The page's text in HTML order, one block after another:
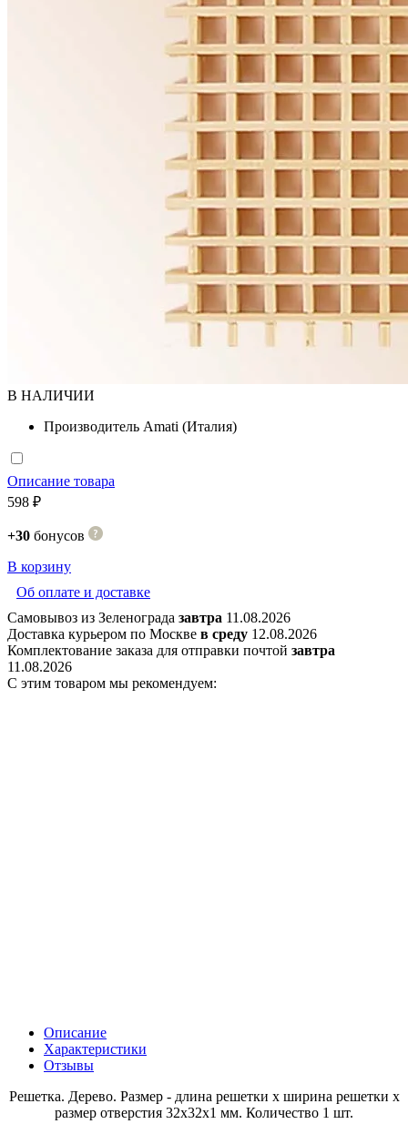
В НАЛИЧИИ
Производитель Amati (Италия)
Описание товара
598 ₽
+30 бонусов
В корзину
Об оплате и доставке
Самовывоз из Зеленограда завтра 11.08.2026
Доставка курьером по Москве в среду 12.08.2026
Комплектование заказа для отправки почтой завтра
11.08.2026
С этим товаром мы рекомендуем:
Описание
Характеристики
Отзывы
Решетка. Дерево. Размер - длина решетки х ширина решетки х
размер отверстия 32х32х1 мм. Количество 1 шт.